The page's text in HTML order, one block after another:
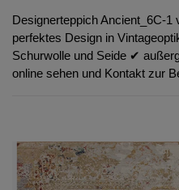
Designerteppich Ancient_6C-1
perfektes Design in
Schurwolle und Seide ✔︎
online sehen und Kontakt zur